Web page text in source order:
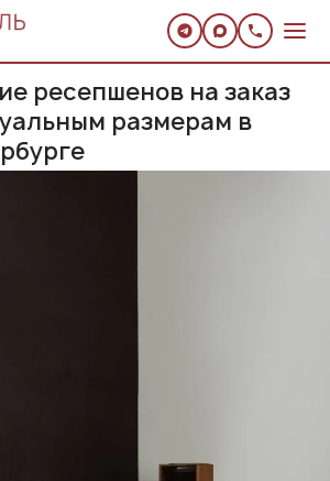
ресепшенов на заказ
размерам в